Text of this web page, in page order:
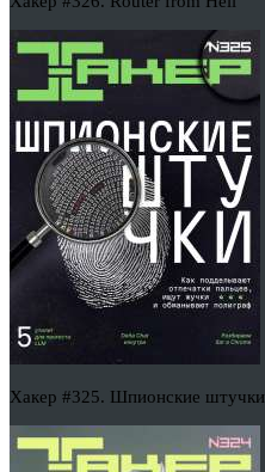
Хакер #325. Шпионские штучки